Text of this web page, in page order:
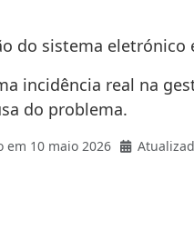
do sistema
incidência real na
do problema.
em 10 maio 2026